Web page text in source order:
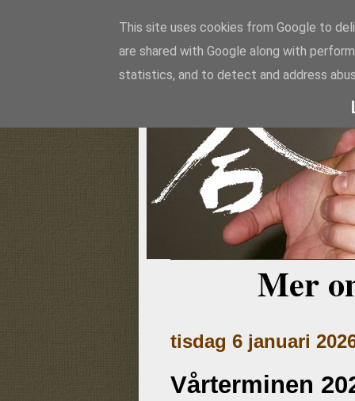
Aikido
Mer
tisdag 6 januari
Vårterminen
This site uses cookies from Google to
are shared with Google along with
statistics, and to detect and address